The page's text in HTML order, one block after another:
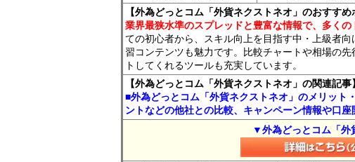
【外為どっとコム「外貨ネクストネオ」のおすすめ
業界最狭水準のスプレッドと豊富な情報で、多く
ての初心者から、スキル向上を目指す中・上級者
習コンテンツも魅力です。比較チャートや相場の
トしてくれるツールも充実しています。
【外為どっとコム「外貨ネクストネオ」の関連記事】
■外為どっとコム「外貨ネクストネオ」のメリット
ントなどの他社との比較、キャンペーン情報や口
▼外為どっとコム「外